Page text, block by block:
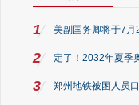
1 美副国务卿将于7
2 定了！2032年夏季
3 郑州地铁被困人员